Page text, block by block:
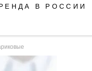
В РОССИИ